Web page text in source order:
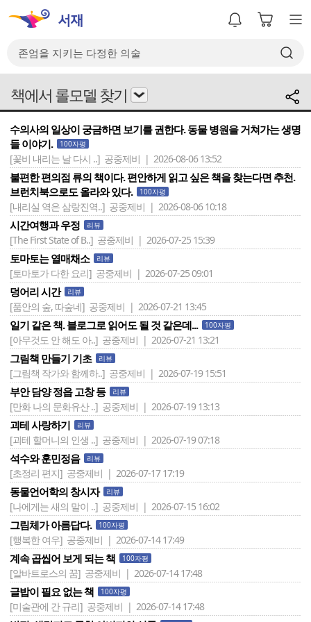
책에서 롤모델 찾기
수의사의 일상이 궁금하면 보기를 권한다. 동물 병원을 거쳐가는 생명
들 이야기.
100자평
[꽃비 내리는 날 다시 ..] 공중제비 | 2026-08-06 13:52
불편한 편의점 류의 책이다. 편안하게 읽고 싶은 책을 찾는다면 추천.
브런치북으로도 올라와 있다.
100자평
[내리실 역은 삼랑진역..] 공중제비 | 2026-08-06 10:18
시간여행과 우정 리뷰
[The First State of B..] 공중제비 | 2026-07-25 15:39
토마토는 열매채소 리뷰
[토마토가 다한 요리] 공중제비 | 2026-07-25 09:01
덩어리 시간 리뷰
[품안의 숲, 따숲네] 공중제비 | 2026-07-21 13:45
일기 같은 책. 블로그로 읽어도 될 것 같은데... 100자평
[아무것도 안 해도 아..] 공중제비 | 2026-07-21 13:21
그림책 만들기 기초 리뷰
[그림책 작가와 함께하..] 공중제비 | 2026-07-19 15:51
부안 담양 정읍 고창 등 리뷰
[만화 나의 문화유산 ..] 공중제비 | 2026-07-19 13:13
괴테 사랑하기 리뷰
[괴테 할머니의 인생 ..] 공중제비 | 2026-07-19 07:18
석수와 훈민정음 리뷰
[초정리 편지] 공중제비 | 2026-07-17 17:19
동물언어학의 창시자 리뷰
[나에게는 새의 말이 ..] 공중제비 | 2026-07-15 16:02
그림체가 아름답다. 100자평
[행복한 여우] 공중제비 | 2026-07-14 17:49
계속 곱씹어 보게 되는 책 100자평
[알바트로스의 꿈] 공중제비 | 2026-07-14 17:48
글밥이 필요 없는 책 100자평
[미술관에 간 규리] 공중제비 | 2026-07-14 17:48